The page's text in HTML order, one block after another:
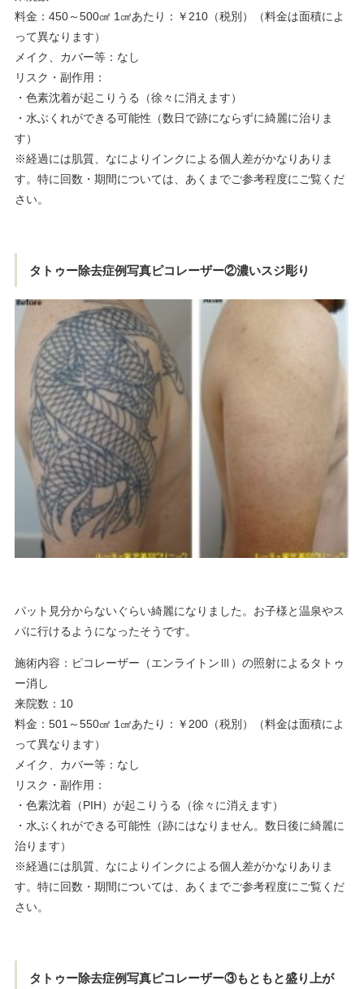
料金：450～500㎠ 1㎠あたり：￥210（税別）（料金は面積によ
って異なります）
メイク、カバー等：なし
リスク・副作用：
・色素沈着が起こりうる（徐々に消えます）
・水ぶくれができる可能性（数日で跡にならずに綺麗に治りま
す）
※経過には肌質、なによりインクによる個人差がかなりありま
す。特に回数・期間については、あくまでご参考程度にご覧くだ
さい。
タトゥー除去症例写真ピコレーザー②濃いスジ彫り
パット見分からないぐらい綺麗になりました。お子様と温泉やス
パに行けるようになったそうです。
施術内容：ピコレーザー（エンライトンⅢ）の照射によるタトゥ
ー消し
来院数：10
料金：501～550㎠ 1㎠あたり：￥200（税別）（料金は面積によ
って異なります）
メイク、カバー等：なし
リスク・副作用：
・色素沈着（PIH）が起こりうる（徐々に消えます）
・水ぶくれができる可能性（跡にはなりません。数日後に綺麗に
治ります）
※経過には肌質、なによりインクによる個人差がかなりありま
す。特に回数・期間については、あくまでご参考程度にご覧くだ
さい。
タトゥー除去症例写真ピコレーザー③もともと盛り上が